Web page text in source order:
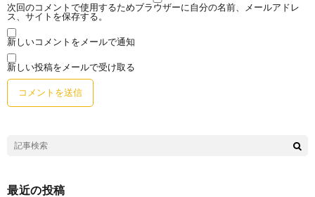
次回のコメントで使用するためブラウザーに自分の名前、メールアドレ
ス、サイトを保存する。
新しいコメントをメールで通知
新しい投稿をメールで受け取る
最近の投稿